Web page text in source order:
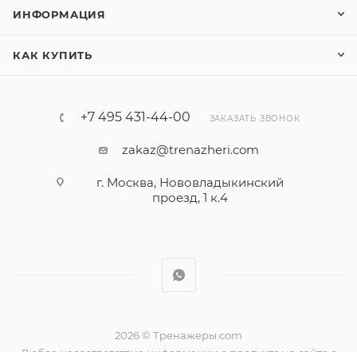
ИНФОРМАЦИЯ
КАК КУПИТЬ
+7 495 431-44-00 ЗАКАЗАТЬ ЗВОНОК
zakaz@trenazheri.com
г. Москва, Нововладыкинский
проезд, 1 к.4
2026 © Тренажеры.com